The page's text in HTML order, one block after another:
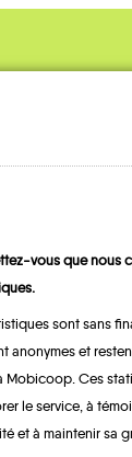
À
vous que nous
sont sans
anonymes et
Mobicoop. Ces
le service, à
et à maintenir sa